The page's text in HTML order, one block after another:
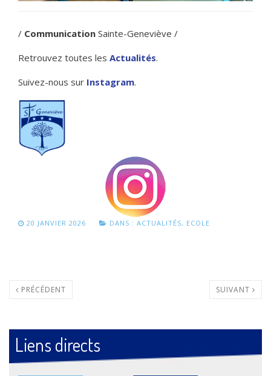
/ Communication Sainte-Geneviève /
Retrouvez toutes les Actualités.
Suivez-nous sur Instagram.
20 JANVIER 2026 DANS : ACTUALITÉS, ECOLE
PRÉCÉDENT SUIVANT
Liens directs